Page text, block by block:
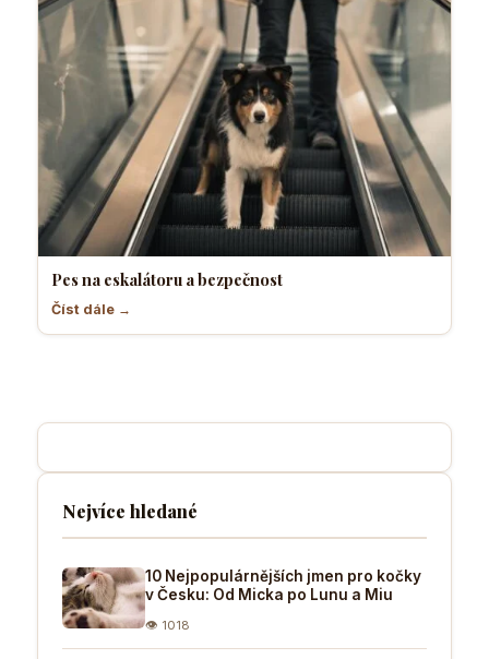
Pes na eskalátoru a bezpečnost
Číst dále →
Nejvíce hledané
10 Nejpopulárnějších jmen pro kočky
v Česku: Od Micka po Lunu a Miu
👁 1018